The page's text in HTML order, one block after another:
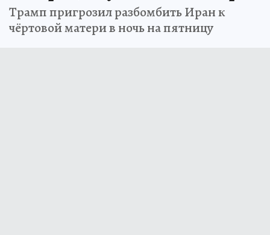
Трамп пригрозил разбомбить Иран к
чёртовой матери в ночь на пятницу